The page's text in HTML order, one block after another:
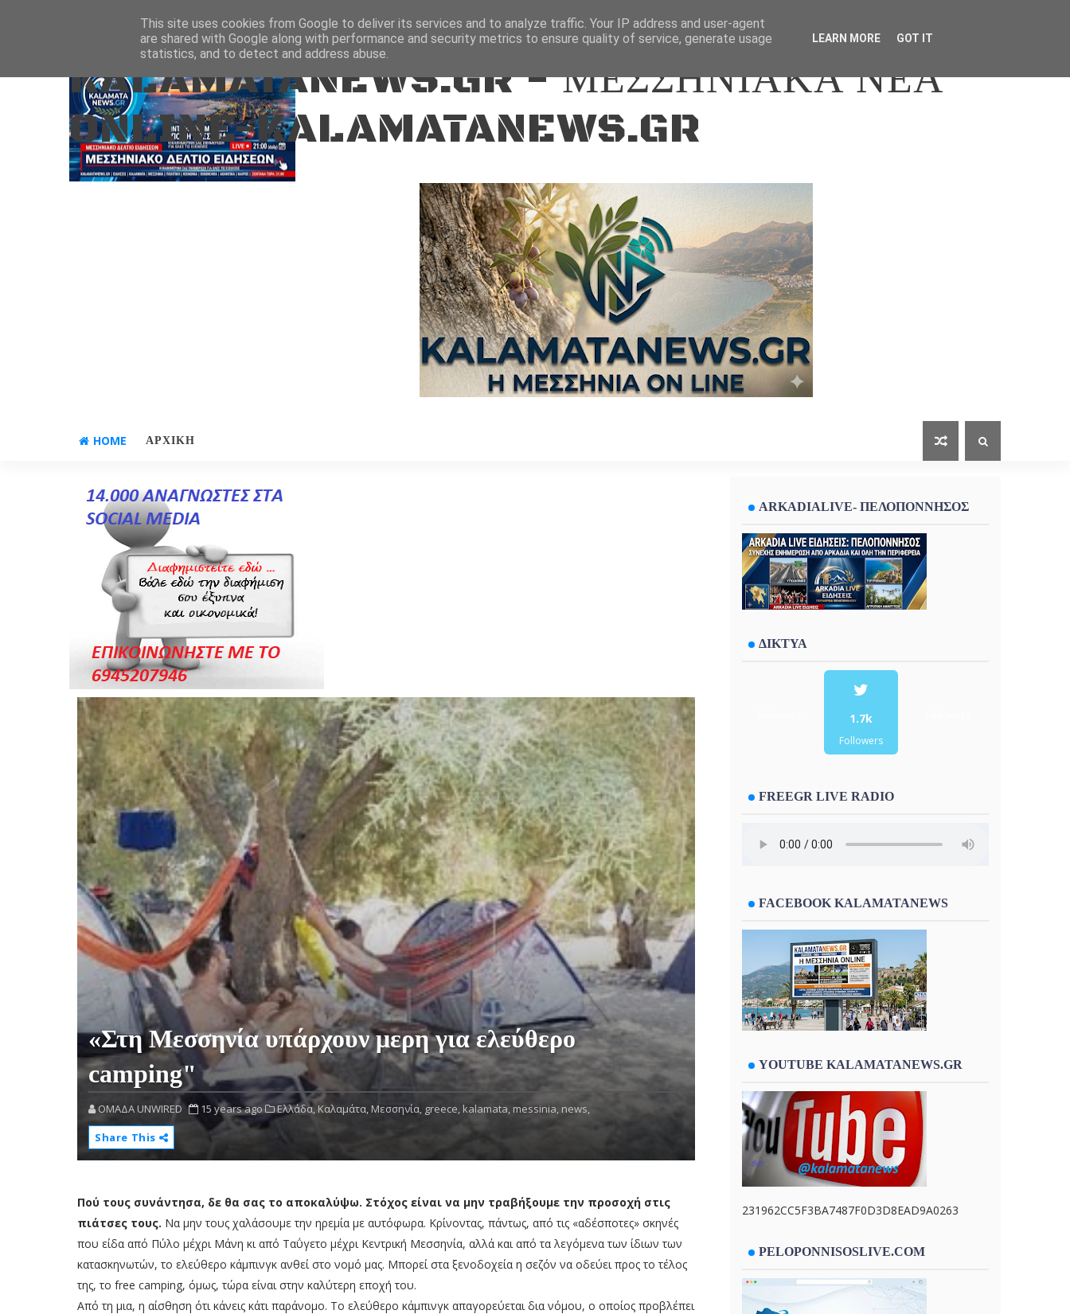
Aug 6, 2026
KALAMATANEWS.GR - ΜΕΣΣΗΝΙΑΚΑ ΝΕΑ
ONLINE-KALAMATANEWS.GR
HOME ΑΡΧΙΚΗ
«Στη Μεσσηνία υπάρχουν μερη για ελεύθερο
camping"
OMAΔΑ UNWIRED 15 years ago Ελλάδα,Καλαμάτα, Μεσσηνία, greece, kalamata,messinia,news,
Share This
Πού τους συνάντησα, δε θα σας το αποκαλύψω. Στόχος είναι να μην τραβήξουμε την προσοχή στις
πιάτσες τους. Να μην τους χαλάσουμε την ηρεμία με αυτόφωρα. Κρίνοντας, πάντως, από τις «αδέσποτες» σκηνές
που είδα από Πύλο μέχρι Μάνη κι από Ταΰγετο μέχρι Κεντρική Μεσσηνία, αλλά και από τα λεγόμενα των ίδιων των
κατασκηνωτών, το ελεύθερο κάμπινγκ ανθεί στο νομό μας. Μπορεί στα ξενοδοχεία η σεζόν να οδεύει προς το τέλος
της, το free camping, όμως, τώρα είναι στην καλύτερη εποχή του.
Από τη μια, η αίσθηση ότι κάνεις κάτι παράνομο. Το ελεύθερο κάμπινγκ απαγορεύεται δια νόμου, ο οποίος προβλέπει
ARKADIALIVE- ΠΕΛΟΠΟΝΝΗΣΟΣ
ΔΙΚΤΥΑ
1.7k
Followers
FREEGR LIVE RADIO
FACEBOOK KALAMATANEWS
YOUTUBE KALAMATANEWS.GR
231962CC5F3BA7487F0D3D8EAD9A0263
PELOPONNISOSLIVE.COM
This site uses cookies from Google to deliver its services and to analyze traffic. Your IP address and user-agent
are shared with Google along with performance and security metrics to ensure quality of service, generate usage
statistics, and to detect and address abuse.
LEARN MORE GOT IT